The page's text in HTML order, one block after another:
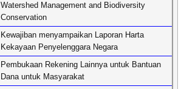
Watershed Management and Biodiversity
Conservation
Kewajiban menyampaikan Laporan Harta
Kekayaan Penyelenggara Negara
Pembukaan Rekening Lainnya untuk Bantuan
Dana untuk Masyarakat